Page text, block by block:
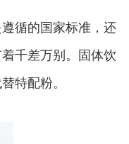
循的国家标准，还
千差万别。固体饮
特配粉。